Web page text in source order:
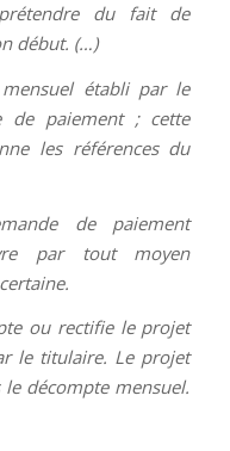
du fait de
début. (…)
établi par le
de paiement ; cette
les références du
de paiement
par tout moyen
ou rectifie le projet
le titulaire. Le projet
décompte mensuel.